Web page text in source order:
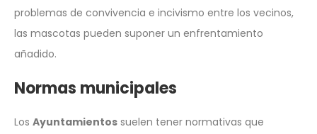
problemas de convivencia e incivismo entre los vecinos,
las mascotas pueden suponer un enfrentamiento
añadido.
Normas municipales
Los Ayuntamientos suelen tener normativas que